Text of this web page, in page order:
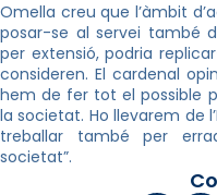
Omella creu que l’àmbit
posar-se al servei també
per extensió, podria
consideren. El cardenal
hem de fer tot el possible
la societat. Ho llevarem de
treballar també per
societat”.